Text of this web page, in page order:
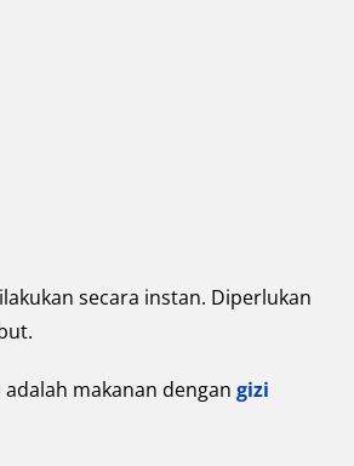
secara instan. Diperlukan
makanan dengan gizi